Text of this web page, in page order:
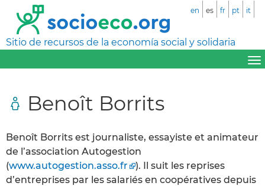
Sitio de recursos de la economía social y solidaria
en es fr pt it
Benoît Borrits
Benoît Borrits est journaliste, essayiste et animateur
de l’association Autogestion
(www.autogestion.asso.fr
). Il suit les reprises
d’entreprises par les salariés en coopératives depuis